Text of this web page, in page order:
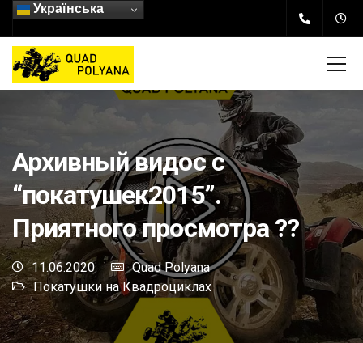
Українська
Архивный видос с
“покатушек2015”.
Приятного просмотра ??
11.06.2020
Quad Polyana
Покатушки на Квадроциклах